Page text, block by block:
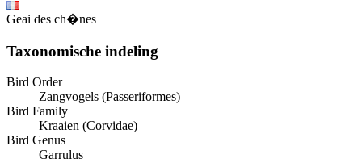
Geai des ch�nes
Taxonomische indeling
Bird Order
Zangvogels (Passeriformes)
Bird Family
Kraaien (Corvidae)
Bird Genus
Garrulus